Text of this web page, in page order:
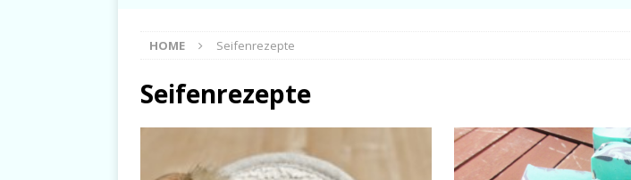
HOME Seifenrezepte
Seifenrezepte